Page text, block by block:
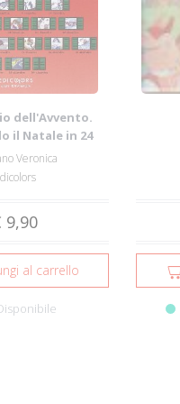
dell'Avvento.
il Natale in 24
...
Veronica
9,90
al carrello